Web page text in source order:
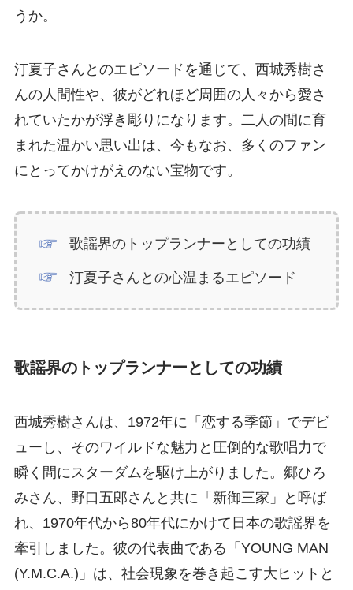
うか。
汀夏子さんとのエピソードを通じて、西城秀樹さ
んの人間性や、彼がどれほど周囲の人々から愛さ
れていたかが浮き彫りになります。二人の間に育
まれた温かい思い出は、今もなお、多くのファン
にとってかけがえのない宝物です。
歌謡界のトップランナーとしての功績
汀夏子さんとの心温まるエピソード
歌謡界のトップランナーとしての功績
西城秀樹さんは、1972年に「恋する季節」でデビ
ューし、そのワイルドな魅力と圧倒的な歌唱力で
瞬く間にスターダムを駆け上がりました。郷ひろ
みさん、野口五郎さんと共に「新御三家」と呼ば
れ、1970年代から80年代にかけて日本の歌謡界を
牽引しました。彼の代表曲である「YOUNG MAN
(Y.M.C.A.)」は、社会現象を巻き起こす大ヒットと